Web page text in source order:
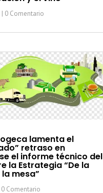
| 0 Comentario
lamenta el
retraso en
el informe técnico del
la Estrategia “De la
mesa”
0 Comentario